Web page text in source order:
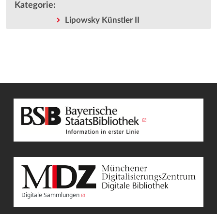
Kategorie:
Lipowsky Künstler II
Digitale Sammlungen